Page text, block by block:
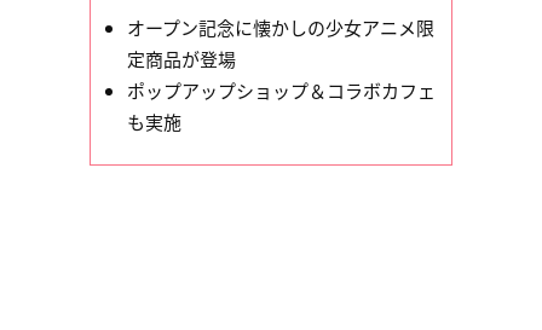
オープン記念に懐かしの少女アニメ限
定商品が登場
ポップアップショップ＆コラボカフェ
も実施